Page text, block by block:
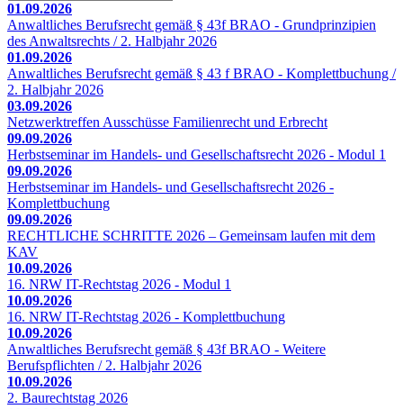
01.09.2026
Anwaltliches Berufsrecht gemäß § 43f BRAO - Grundprinzipien
des Anwaltsrechts / 2. Halbjahr 2026
01.09.2026
Anwaltliches Berufsrecht gemäß § 43 f BRAO - Komplettbuchung /
2. Halbjahr 2026
03.09.2026
Netzwerktreffen Ausschüsse Familienrecht und Erbrecht
09.09.2026
Herbstseminar im Handels- und Gesellschaftsrecht 2026 - Modul 1
09.09.2026
Herbstseminar im Handels- und Gesellschaftsrecht 2026 -
Komplettbuchung
09.09.2026
RECHTLICHE SCHRITTE 2026 – Gemeinsam laufen mit dem
KAV
10.09.2026
16. NRW IT-Rechtstag 2026 - Modul 1
10.09.2026
16. NRW IT-Rechtstag 2026 - Komplettbuchung
10.09.2026
Anwaltliches Berufsrecht gemäß § 43f BRAO - Weitere
Berufspflichten / 2. Halbjahr 2026
10.09.2026
2. Baurechtstag 2026